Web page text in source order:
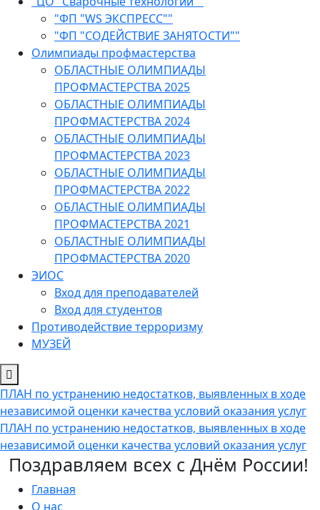
"ФП "WS ЭКСПРЕСС""
"ФП "СОДЕЙСТВИЕ ЗАНЯТОСТИ""
Олимпиады профмастерства
ОБЛАСТНЫЕ ОЛИМПИАДЫ
ПРОФМАСТЕРСТВА 2025
ОБЛАСТНЫЕ ОЛИМПИАДЫ
ПРОФМАСТЕРСТВА 2024
ОБЛАСТНЫЕ ОЛИМПИАДЫ
ПРОФМАСТЕРСТВА 2023
ОБЛАСТНЫЕ ОЛИМПИАДЫ
ПРОФМАСТЕРСТВА 2022
ОБЛАСТНЫЕ ОЛИМПИАДЫ
ПРОФМАСТЕРСТВА 2021
ОБЛАСТНЫЕ ОЛИМПИАДЫ
ПРОФМАСТЕРСТВА 2020
ЭИОС
Вход для преподавателей
Вход для студентов
Противодействие терроризму
МУЗЕЙ
ПЛАН по устранению недостатков, выявленных в ходе
независимой оценки качества условий оказания услуг
ПЛАН по устранению недостатков, выявленных в ходе
независимой оценки качества условий оказания услуг
Поздравляем всех с Днём России!
Главная
О нас